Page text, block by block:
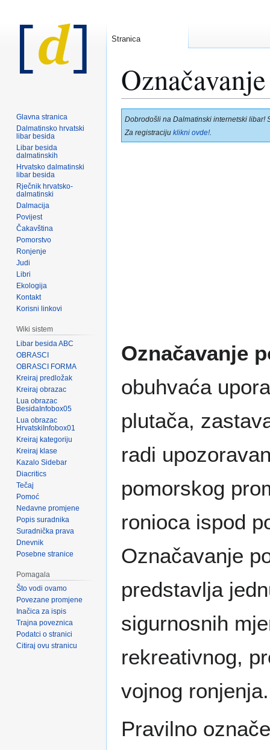
Prijeđi
na
navigaciju
Prijeđi
na
pretraživanje
Dobrodošli na Dalmatinski internetski libar!
Za registraciju klikni ovde!
Označavanje
obuhvaća
plutača,
radi
pomorskog
ronioca ispod
Označavanje
predstavlja
sigurnosnih
rekreativnog,
vojnog ronjenja.
Pravilno
Stranica
Glavna stranica
Dalmatinsko hrvatski
libar besida
Libar besida
dalmatinskih
Hrvatsko dalmatinski
libar besida
Rječnik hrvatsko-
dalmatinski
Dalmacija
Povijest
Čakavština
Pomorstvo
Ronjenje
Judi
Libri
Ekologija
Kontakt
Korisni linkovi
Wiki sistem
Libar besida ABC
OBRASCI
OBRASCI FORMA
Kreiraj predložak
Kreiraj obrazac
Lua obrazac
BesidaInfobox05
Lua obrazac
HrvatskiInfobox01
Kreiraj kategoriju
Kreiraj klase
Kazalo Sidebar
Diacritics
Tečaj
Pomoć
Nedavne promjene
Popis suradnika
Suradnička prava
Dnevnik
Posebne stranice
Pomagala
Što vodi ovamo
Povezane promjene
Inačica za ispis
Trajna poveznica
Podatci o stranici
Citiraj ovu stranicu